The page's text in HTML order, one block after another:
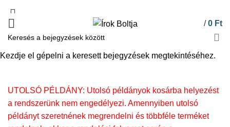
/ 0 Ft
KÍNÁLATUNK
UTOLSÓ PÉLDÁNY: Utolsó példányok kosárba helyezést
a rendszerünk nem engedélyezi. Amennyiben utolsó
példányt szeretnének megrendelni és többféle terméket
Kezdje el gépelni a keresett bejegyzések megtekintéséhez.